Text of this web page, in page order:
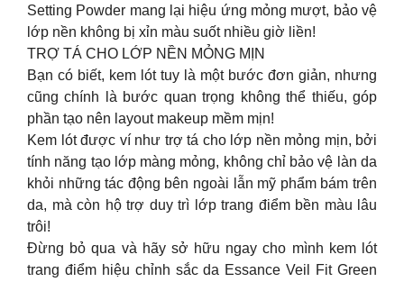
Setting Powder mang lại hiệu ứng mỏng mượt, bảo vệ
lớp nền không bị xỉn màu suốt nhiều giờ liền!
TRỢ TÁ CHO LỚP NỀN MỎNG MỊN
Bạn có biết, kem lót tuy là một bước đơn giản, nhưng
cũng chính là bước quan trọng không thể thiếu, góp
phần tạo nên layout makeup mềm mịn!
Kem lót được ví như trợ tá cho lớp nền mỏng mịn, bởi
tính năng tạo lớp màng mỏng, không chỉ bảo vệ làn da
khỏi những tác động bên ngoài lẫn mỹ phẩm bám trên
da, mà còn hộ trợ duy trì lớp trang điểm bền màu lâu
trôi!
Đừng bỏ qua và hãy sở hữu ngay cho mình kem lót
trang điểm hiệu chỉnh sắc da Essance Veil Fit Green